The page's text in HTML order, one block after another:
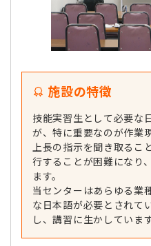
施設の特徴
技能実習生として必要な
が、特に重要なのが作業
上長の指示を聞き取るこ
行することが困難になり
ます。
当センターはあらゆる業
な日本語が必要とされて
し、講習に生かしています